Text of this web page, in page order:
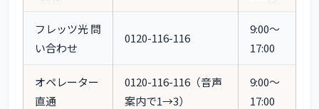
フレッツ光 問
い合わせ
0120-116-116
9:00〜
17:00
オペレーター
直通
0120-116-116（音声
案内で1→3）
9:00〜
17:00